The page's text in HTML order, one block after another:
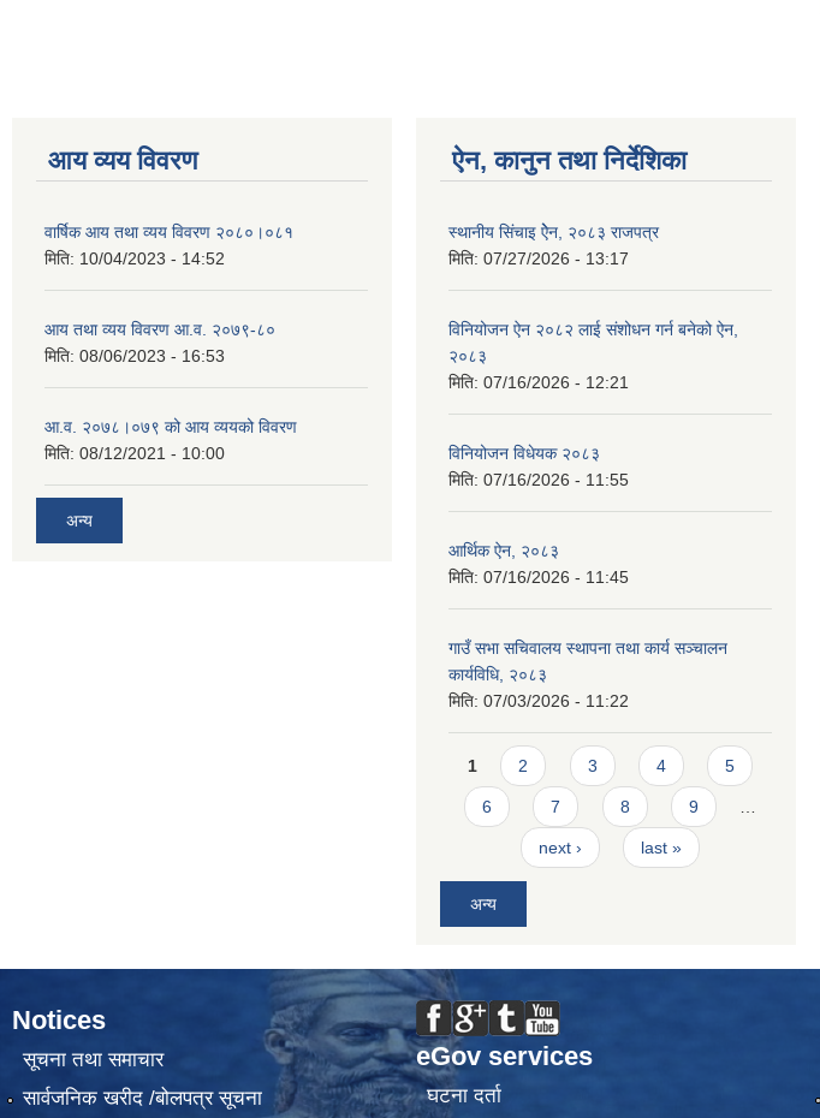
आय व्यय विवरण
वार्षिक आय तथा व्यय विवरण २०८०।०८१
मिति: 10/04/2023 - 14:52
आय तथा व्यय विवरण आ.व. २०७९-८०
मिति: 08/06/2023 - 16:53
आ.व. २०७८।०७९ को आय व्ययको विवरण
मिति: 08/12/2021 - 10:00
अन्य
ऐन, कानुन तथा निर्देशिका
स्थानीय सिंचाइ ऐेन, २०८३ राजपत्र
मिति: 07/27/2026 - 13:17
विनियोजन ऐन २०८२ लाई संशोधन गर्न बनेको ऐन,
२०८३
मिति: 07/16/2026 - 12:21
विनियोजन विधेयक २०८३
मिति: 07/16/2026 - 11:55
आर्थिक ऐन, २०८३
मिति: 07/16/2026 - 11:45
गाउँ सभा सचिवालय स्थापना तथा कार्य सञ्चालन
कार्यविधि, २०८३
मिति: 07/03/2026 - 11:22
Pages
1 2 3 4 5
6 7 8 9 …
next › last »
अन्य
Notices
सूचना तथा समाचार
सार्वजनिक खरीद /बोलपत्र सूचना
eGov services
घटना दर्ता